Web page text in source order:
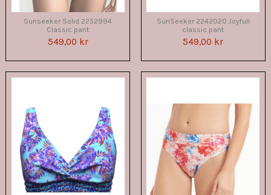
Sunseeker Solid 2252994
Classic pant
549,00 kr
SunSeeker 2242020 Joyfull
classic pant
549,00 kr